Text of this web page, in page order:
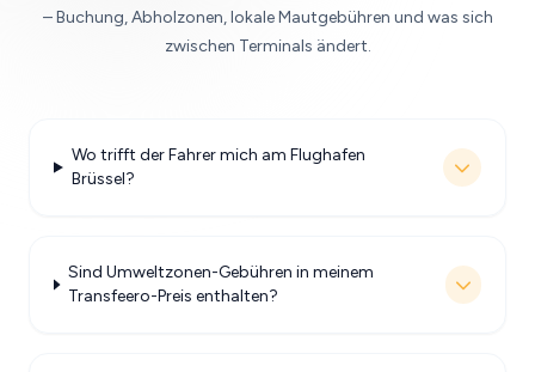
– Buchung, Abholzonen, lokale Mautgebühren und was sich
zwischen Terminals ändert.
Wo trifft der Fahrer mich am Flughafen
Brüssel?
Sind Umweltzonen-Gebühren in meinem
Transfeero-Preis enthalten?